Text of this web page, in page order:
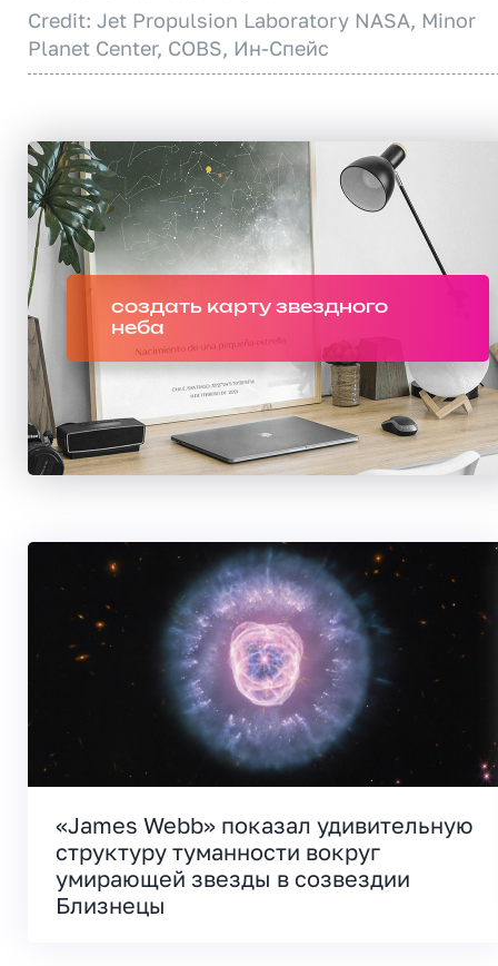
Credit: Jet Propulsion Laboratory NASA, Minor
Planet Center, COBS, Ин-Спейс
создать карту звездного
неба
«James Webb» показал удивительную
структуру туманности вокруг
умирающей звезды в созвездии
Близнецы